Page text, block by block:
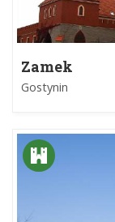
Zamek
Gostynin